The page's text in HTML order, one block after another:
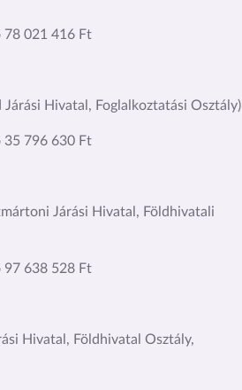
78 021 416 Ft
Hivatal, Foglalkoztatási Osztály)
35 796 630 Ft
Járási Hivatal, Földhivatali
97 638 528 Ft
Hivatal, Földhivatal Osztály,